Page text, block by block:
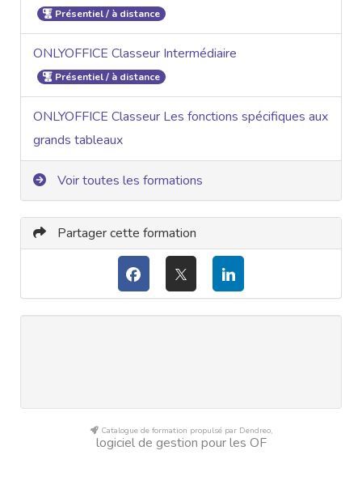
Présentiel / à distance
ONLYOFFICE Classeur Intermédiaire
Présentiel / à distance
ONLYOFFICE Classeur Les fonctions spécifiques aux
grands tableaux
Voir toutes les formations
Partager cette formation
Catalogue de formation propulsé par Dendreo,
logiciel de gestion pour les OF